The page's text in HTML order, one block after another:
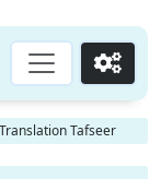
Go
Tafseer